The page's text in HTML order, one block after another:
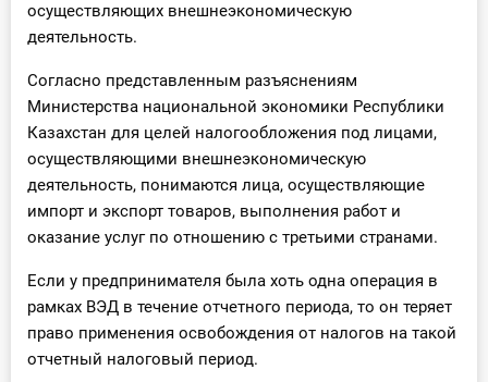
осуществляющих внешнеэкономическую
деятельность.
Согласно представленным разъяснениям
Министерства национальной экономики Республики
Казахстан для целей налогообложения под лицами,
осуществляющими внешнеэкономическую
деятельность, понимаются лица, осуществляющие
импорт и экспорт товаров, выполнения работ и
оказание услуг по отношению с третьими странами.
Если у предпринимателя была хоть одна операция в
рамках ВЭД в течение отчетного периода, то он теряет
право применения освобождения от налогов на такой
отчетный налоговый период.